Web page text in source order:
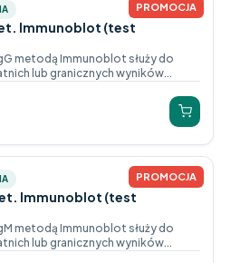
PROMOCJA
Immunoblot (test
metodą Immunoblot służy do
lub granicznych wyników...
PROMOCJA
Immunoblot (test
metodą Immunoblot służy do
lub granicznych wyników...